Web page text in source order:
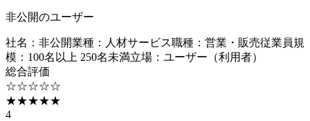
非公開のユーザー
社名 ： 非公開業種 ： 人材サービス職種 ： 営業・販売従業員規
模 ： 100名以上 250名未満立場 ： ユーザー（利用者）
総合評価
☆☆☆☆☆
★★★★★
4